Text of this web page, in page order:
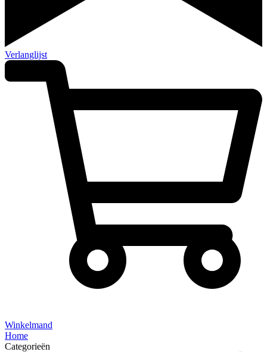
Verlanglijst
Winkelmand
Home
Categorieën